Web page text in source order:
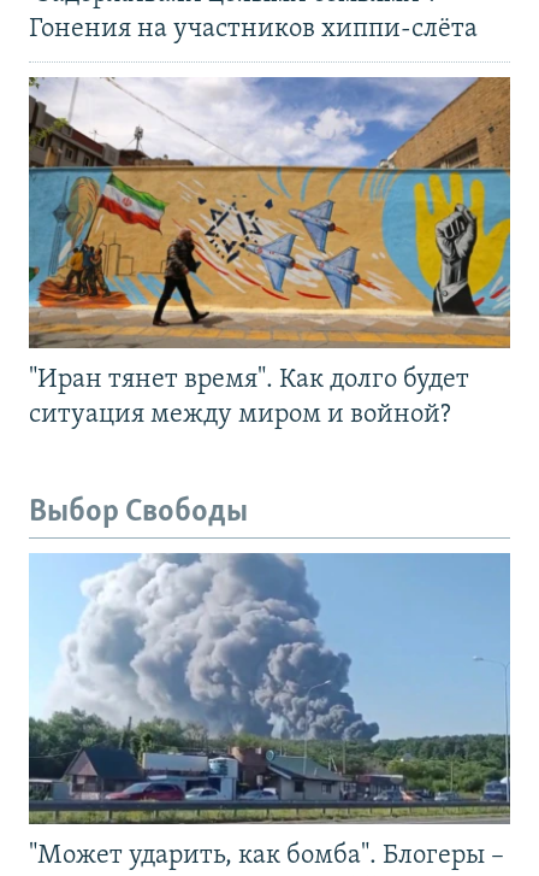
Гонения на участников хиппи-слёта
"Иран тянет время". Как долго будет
ситуация между миром и войной?
Выбор Свободы
"Может ударить, как бомба". Блогеры –